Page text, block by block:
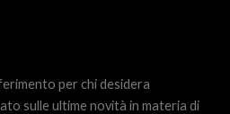
per chi desidera
sulle ultime novità in materia di